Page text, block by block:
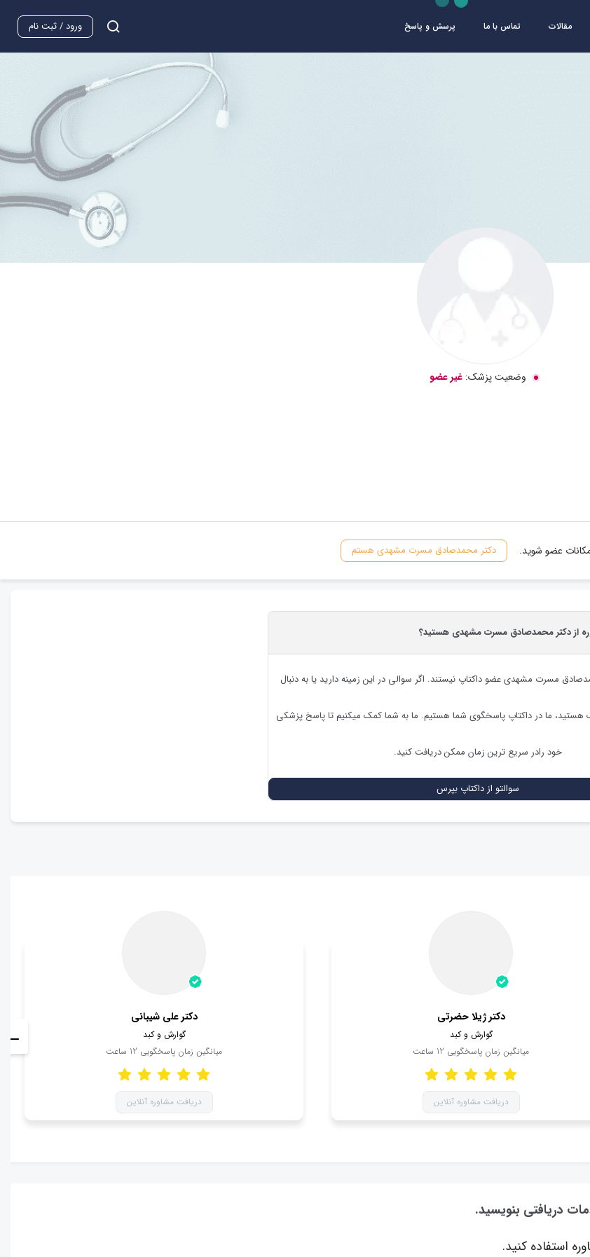
مقالات تماس با ما پرسش و پاسخ ورود / ثبت نام
وضعیت پزشک: غیر عضو
عضو شوید. دکتر محمدصادق مسرت مشهدی هستم
از دکتر محمدصادق مسرت مشهدی هستید؟
مسرت مشهدیعضو داکتاپ نیستند. اگر سوالی در این زمینه دارید یا به دنبال
هستید، ما در داکتاپ پاسخگوی شما هستیم. ما به شما کمک میکنیم تا پاسخ پزشکی
خود رادر سریع ترین زمان ممکن دریافت کنید.
سوالتو از داکتاپ بپرس
دکتر علی شیبانی
گوارش و کبد
میانگین زمان پاسخگویی 12 ساعت
دریافت مشاوره آنلاین
دکتر ژیلا حضرتی
گوارش و کبد
میانگین زمان پاسخگویی 12 ساعت
دریافت مشاوره آنلاین
دریافتی بنویسید.
استفاده کنید.